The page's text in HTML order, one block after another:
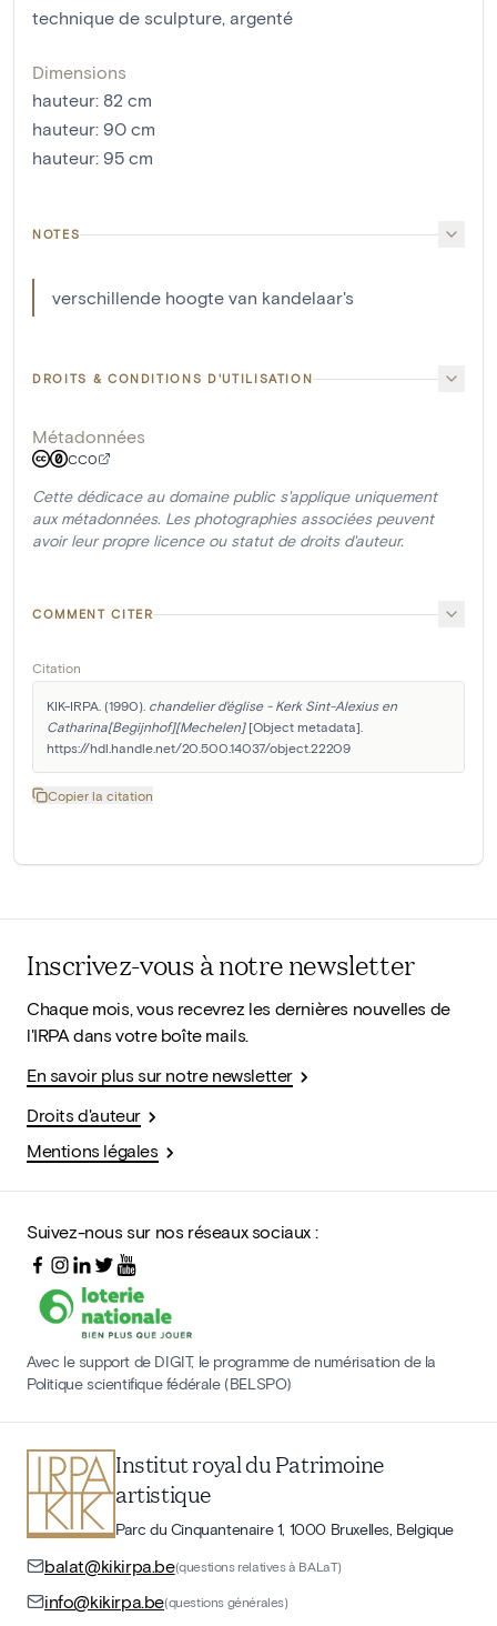
technique de sculpture, argenté
Dimensions
hauteur: 82 cm
hauteur: 90 cm
hauteur: 95 cm
NOTES
verschillende hoogte van kandelaar's
DROITS & CONDITIONS D'UTILISATION
Métadonnées
CC0
Cette dédicace au domaine public s'applique uniquement
aux métadonnées. Les photographies associées peuvent
avoir leur propre licence ou statut de droits d'auteur.
COMMENT CITER
Citation
KIK-IRPA. (1990). chandelier d'église - Kerk Sint-Alexius en
Catharina[Begijnhof][Mechelen] [Object metadata].
https://hdl.handle.net/20.500.14037/object.22209
Copier la citation
Inscrivez-vous à notre newsletter
Chaque mois, vous recevrez les dernières nouvelles de
l'IRPA dans votre boîte mails.
En savoir plus sur notre newsletter
Droits d'auteur
Mentions légales
Suivez-nous sur nos réseaux sociaux :
Avec le support de DIGIT, le programme de numérisation de la
Politique scientifique fédérale (BELSPO)
Institut royal du Patrimoine
artistique
Parc du Cinquantenaire 1, 1000 Bruxelles, Belgique
balat@kikirpa.be(questions relatives à BALaT)
info@kikirpa.be(questions générales)